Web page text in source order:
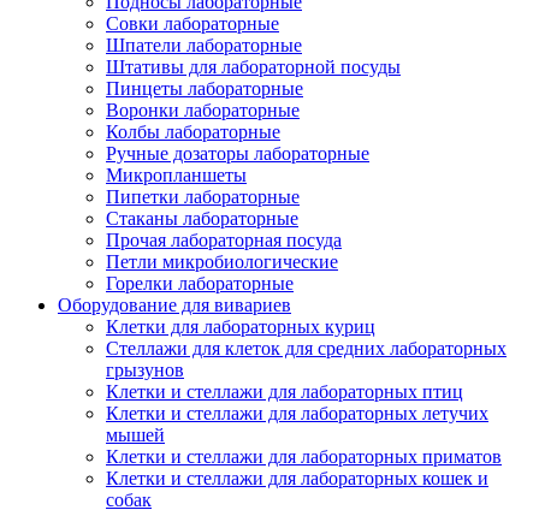
Совки лабораторные
Шпатели лабораторные
Штативы для лабораторной посуды
Пинцеты лабораторные
Воронки лабораторные
Колбы лабораторные
Ручные дозаторы лабораторные
Микропланшеты
Пипетки лабораторные
Стаканы лабораторные
Прочая лабораторная посуда
Петли микробиологические
Горелки лабораторные
Оборудование для вивариев
Клетки для лабораторных куриц
Стеллажи для клеток для средних лабораторных
грызунов
Клетки и стеллажи для лабораторных птиц
Клетки и стеллажи для лабораторных летучих
мышей
Клетки и стеллажи для лабораторных приматов
Клетки и стеллажи для лабораторных кошек и
собак